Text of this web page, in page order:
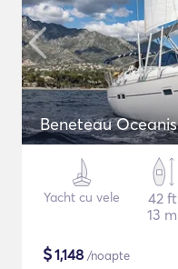
Beneteau Oceanis
Yacht cu vele
42 ft
13 m
$1,148 /noapte